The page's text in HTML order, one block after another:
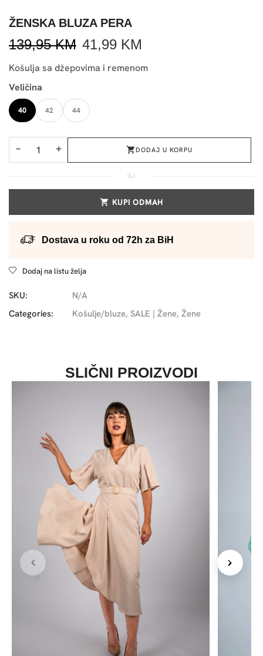
ŽENSKA BLUZA PERA
139,95KM 41,99 KM
Košulja sa džepovima i remenom
Veličina
40 42 44
− + DODAJ U KORPU
ILI
KUPI ODMAH
Dostava u roku od 72h za BiH
Dodaj na listu želja
SKU:
N/A
Categories:
Košulje/bluze, SALE | Žene, Žene
SLIČNI PROIZVODI